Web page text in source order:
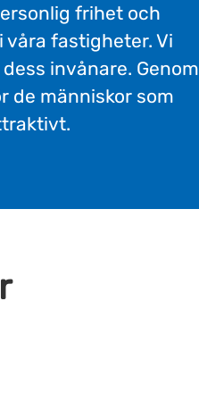
frihet och
våra fastigheter. Vi
invånare. Genom
de människor som